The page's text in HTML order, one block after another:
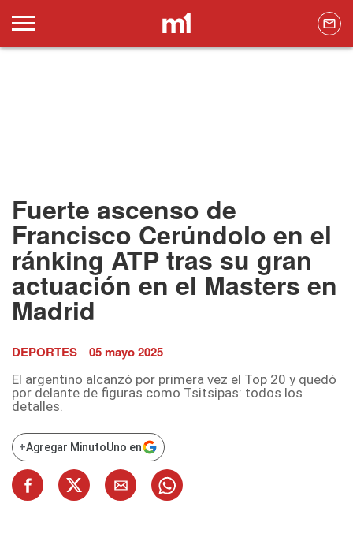
Fuerte ascenso de
Francisco Cerúndolo en el
ránking ATP tras su gran
actuación en el Masters en
Madrid
DEPORTES 05 mayo 2025
El argentino alcanzó por primera vez el Top 20 y quedó
por delante de figuras como Tsitsipas: todos los
detalles.
+Agregar MinutoUno en